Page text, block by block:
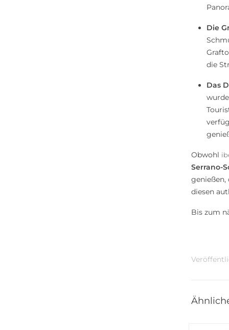
Die
die
Das
Obwohl
Serrano-
genießen,
diesen
Bis zum